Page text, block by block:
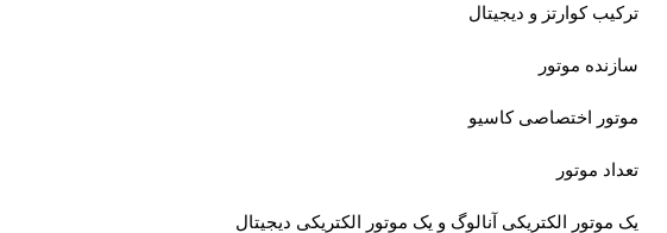
ترکیب کوارتز و دیجیتال
سازنده موتور
موتور اختصاصی کاسیو
تعداد موتور
یک موتور الکتریکی آنالوگ و یک موتور الکتریکی دیجیتال